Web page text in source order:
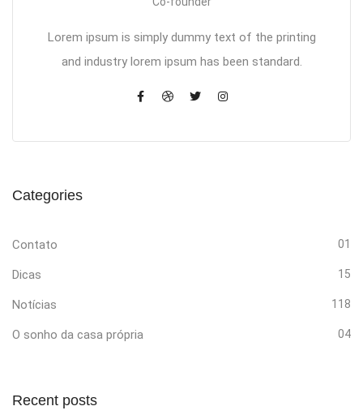
Lorem ipsum is simply dummy text of the printing
and industry lorem ipsum has been standard.
Categories
Contato 01
Dicas 15
Notícias 118
O sonho da casa própria 04
Recent posts